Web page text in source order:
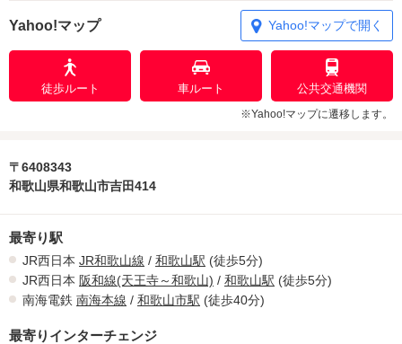
Yahoo!マップ Yahoo!マップで開く
徒歩ルート 車ルート 公共交通機関
※Yahoo!マップに遷移します。
〒6408343
和歌山県和歌山市吉田414
最寄り駅
JR西日本 JR和歌山線 / 和歌山駅 (徒歩5分)
JR西日本 阪和線(天王寺～和歌山) / 和歌山駅 (徒歩5分)
南海電鉄 南海本線 / 和歌山市駅 (徒歩40分)
最寄りインターチェンジ